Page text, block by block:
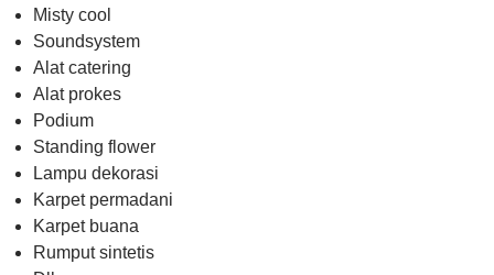
Misty cool
Soundsystem
Alat catering
Alat prokes
Podium
Standing flower
Lampu dekorasi
Karpet permadani
Karpet buana
Rumput sintetis